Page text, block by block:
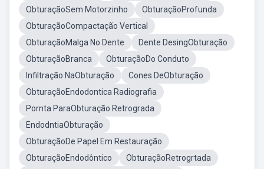
ObturaçãoSem Motorzinho
ObturaçãoProfunda
ObturaçãoCompactação Vertical
ObturaçãoMalga No Dente
Dente DesingObturação
ObturaçãoBranca
ObturaçãoDo Conduto
Infiltração NaObturação
Cones DeObturação
ObturaçãoEndodontica Radiografia
Pornta ParaObturação Retrograda
EndodntiaObturação
ObturaçãoDe Papel Em Restauração
ObturaçãoEndodôntico
ObturaçãoRetrogrtada